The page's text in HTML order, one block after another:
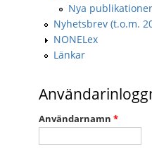
Nya publikationer
Nyhetsbrev (t.o.m.
NONELex
Länkar
Användarnamn *